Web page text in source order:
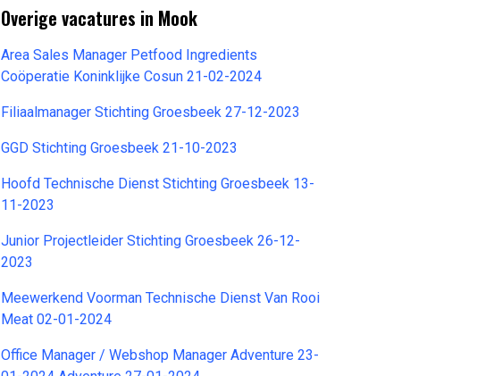
Overige vacatures in Mook
Area Sales Manager Petfood Ingredients
Coöperatie Koninklijke Cosun 21-02-2024
Filiaalmanager Stichting Groesbeek 27-12-2023
GGD Stichting Groesbeek 21-10-2023
Hoofd Technische Dienst Stichting Groesbeek 13-
11-2023
Junior Projectleider Stichting Groesbeek 26-12-
2023
Meewerkend Voorman Technische Dienst Van Rooi
Meat 02-01-2024
Office Manager / Webshop Manager Adventure 23-